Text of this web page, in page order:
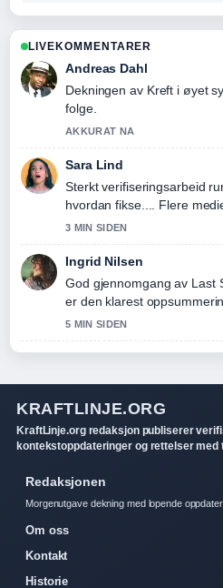
LIVEKOMMENTARER
Andreas Dahl
Dekningen av Kreft i øyet
folge.
AKKURAT NA
Sara Lind
Sterkt verifiseringsarbeid
hvordan fikse.... Flere
3 MIN SIDEN
Ingrid Nilsen
God gjennomgang av Last
er den klarest
5 MIN SIDEN
KRAFTLINJE.ORG
KraftLinje.org redaksjon publiserer
kontekstoppdateringer og rettelser med
Redaksjonen
Morgenutgave dekning med lopende
Om oss
Kontakt
Historie